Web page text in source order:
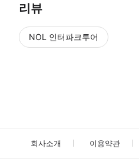
리뷰
NOL 인터파크투어
회사소개 이용약관